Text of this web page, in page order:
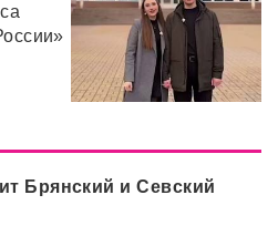
Брянский и Севский